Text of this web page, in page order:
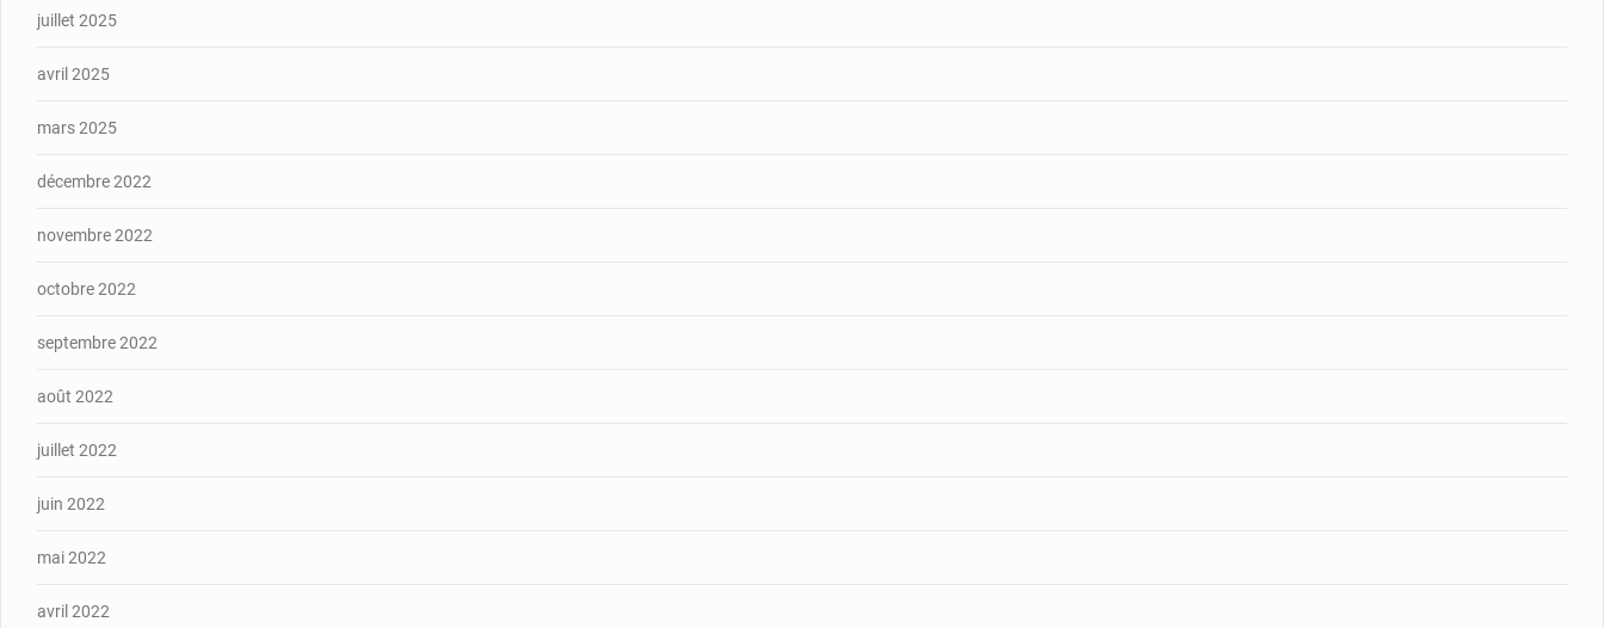
juillet 2025
avril 2025
mars 2025
décembre 2022
novembre 2022
octobre 2022
septembre 2022
août 2022
juillet 2022
juin 2022
mai 2022
avril 2022